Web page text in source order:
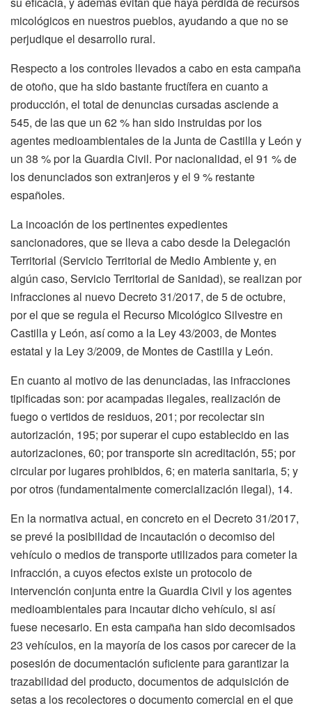
micológicos en nuestros pueblos, ayudando a que no se
perjudique el desarrollo rural.
Respecto a los controles llevados a cabo en esta campaña
de otoño, que ha sido bastante fructífera en cuanto a
producción, el total de denuncias cursadas asciende a
545, de las que un 62 % han sido instruidas por los
agentes medioambientales de la Junta de Castilla y León y
un 38 % por la Guardia Civil. Por nacionalidad, el 91 % de
los denunciados son extranjeros y el 9 % restante
españoles.
La incoación de los pertinentes expedientes
sancionadores, que se lleva a cabo desde la Delegación
Territorial (Servicio Territorial de Medio Ambiente y, en
algún caso, Servicio Territorial de Sanidad), se realizan por
infracciones al nuevo Decreto 31/2017, de 5 de octubre,
por el que se regula el Recurso Micológico Silvestre en
Castilla y León, así como a la Ley 43/2003, de Montes
estatal y la Ley 3/2009, de Montes de Castilla y León.
En cuanto al motivo de las denunciadas, las infracciones
tipificadas son: por acampadas ilegales, realización de
fuego o vertidos de residuos, 201; por recolectar sin
autorización, 195; por superar el cupo establecido en las
autorizaciones, 60; por transporte sin acreditación, 55; por
circular por lugares prohibidos, 6; en materia sanitaria, 5; y
por otros (fundamentalmente comercialización ilegal), 14.
En la normativa actual, en concreto en el Decreto 31/2017,
se prevé la posibilidad de incautación o decomiso del
vehículo o medios de transporte utilizados para cometer la
infracción, a cuyos efectos existe un protocolo de
intervención conjunta entre la Guardia Civil y los agentes
medioambientales para incautar dicho vehículo, si así
fuese necesario. En esta campaña han sido decomisados
23 vehículos, en la mayoría de los casos por carecer de la
posesión de documentación suficiente para garantizar la
trazabilidad del producto, documentos de adquisición de
setas a los recolectores o documento comercial en el que